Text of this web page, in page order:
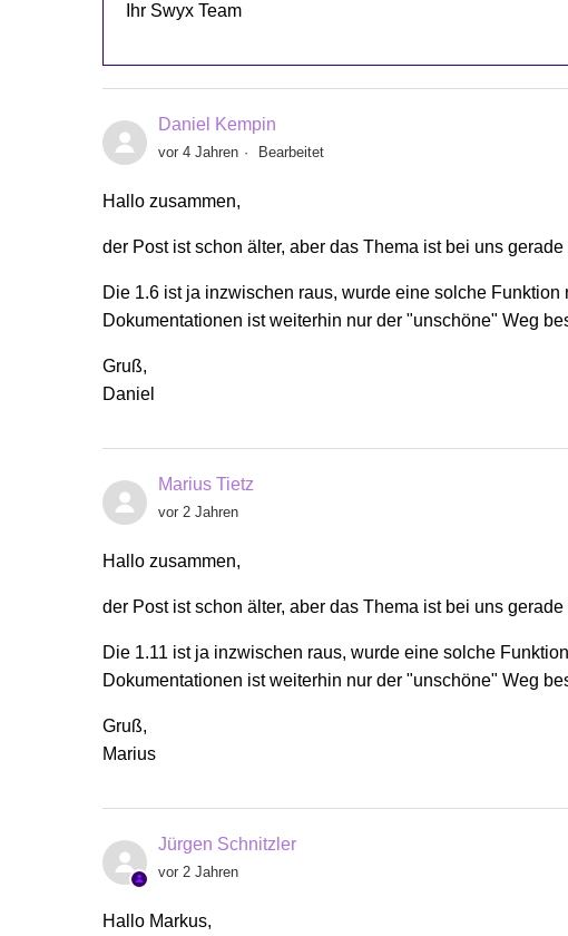
Ihr Swyx Team
Daniel Kempin
vor 4 Jahren Bearbeitet
Hallo zusammen,
der Post ist schon älter, aber das Thema ist bei uns
Die 1.6 ist ja inzwischen raus, wurde eine solche Funktion
Dokumentationen ist weiterhin nur der "unschöne" Weg
Gruß,
Daniel
Marius Tietz
vor 2 Jahren
Hallo zusammen,
der Post ist schon älter, aber das Thema ist bei uns
Die 1.11 ist ja inzwischen raus, wurde eine solche
Dokumentationen ist weiterhin nur der "unschöne" Weg
Gruß,
Marius
Jürgen Schnitzler
vor 2 Jahren
Hallo Markus,